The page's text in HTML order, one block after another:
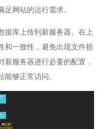
网站的运行需求。
据库上传到新服务器。在上
和一致性，避免出现文件损
服务器进行必要的配置，
够正常访问。